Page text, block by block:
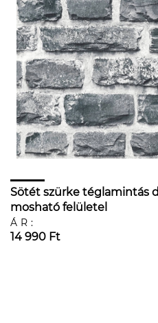
Sötét szürke téglamintás
mosható felületel
ÁR:
14 990 Ft